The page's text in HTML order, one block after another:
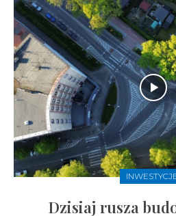
Dzisiaj rusza